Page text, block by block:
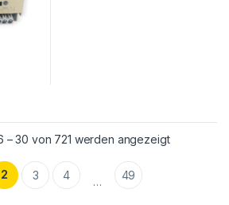
– 30 von 721 werden angezeigtNach
2 3 4 … 49